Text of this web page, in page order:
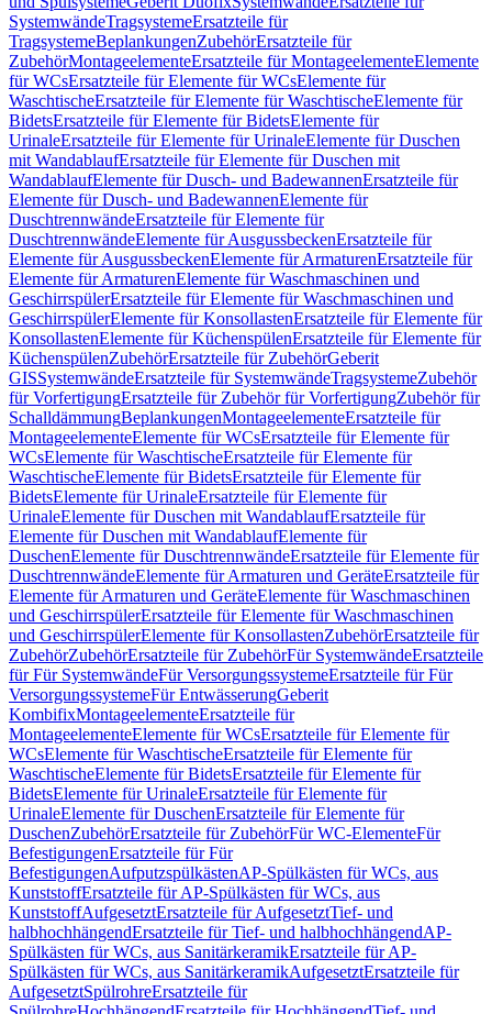
SystemwändeTragsystemeErsatzteile für
TragsystemeBeplankungenZubehörErsatzteile für
ZubehörMontageelementeErsatzteile für MontageelementeElemente
für WCsErsatzteile für Elemente für WCsElemente für
WaschtischeErsatzteile für Elemente für WaschtischeElemente für
BidetsErsatzteile für Elemente für BidetsElemente für
UrinaleErsatzteile für Elemente für UrinaleElemente für Duschen
mit WandablaufErsatzteile für Elemente für Duschen mit
WandablaufElemente für Dusch- und BadewannenErsatzteile für
Elemente für Dusch- und BadewannenElemente für
DuschtrennwändeErsatzteile für Elemente für
DuschtrennwändeElemente für AusgussbeckenErsatzteile für
Elemente für AusgussbeckenElemente für ArmaturenErsatzteile für
Elemente für ArmaturenElemente für Waschmaschinen und
GeschirrspülerErsatzteile für Elemente für Waschmaschinen und
GeschirrspülerElemente für KonsollastenErsatzteile für Elemente für
KonsollastenElemente für KüchenspülenErsatzteile für Elemente für
KüchenspülenZubehörErsatzteile für ZubehörGeberit
GISSystemwändeErsatzteile für SystemwändeTragsystemeZubehör
für VorfertigungErsatzteile für Zubehör für VorfertigungZubehör für
SchalldämmungBeplankungenMontageelementeErsatzteile für
MontageelementeElemente für WCsErsatzteile für Elemente für
WCsElemente für WaschtischeErsatzteile für Elemente für
WaschtischeElemente für BidetsErsatzteile für Elemente für
BidetsElemente für UrinaleErsatzteile für Elemente für
UrinaleElemente für Duschen mit WandablaufErsatzteile für
Elemente für Duschen mit WandablaufElemente für
DuschenElemente für DuschtrennwändeErsatzteile für Elemente für
DuschtrennwändeElemente für Armaturen und GeräteErsatzteile für
Elemente für Armaturen und GeräteElemente für Waschmaschinen
und GeschirrspülerErsatzteile für Elemente für Waschmaschinen
und GeschirrspülerElemente für KonsollastenZubehörErsatzteile für
ZubehörZubehörErsatzteile für ZubehörFür SystemwändeErsatzteile
für Für SystemwändeFür VersorgungssystemeErsatzteile für Für
VersorgungssystemeFür EntwässerungGeberit
KombifixMontageelementeErsatzteile für
MontageelementeElemente für WCsErsatzteile für Elemente für
WCsElemente für WaschtischeErsatzteile für Elemente für
WaschtischeElemente für BidetsErsatzteile für Elemente für
BidetsElemente für UrinaleErsatzteile für Elemente für
UrinaleElemente für DuschenErsatzteile für Elemente für
DuschenZubehörErsatzteile für ZubehörFür WC-ElementeFür
BefestigungenErsatzteile für Für
BefestigungenAufputzspülkästenAP-Spülkästen für WCs, aus
KunststoffErsatzteile für AP-Spülkästen für WCs, aus
KunststoffAufgesetztErsatzteile für AufgesetztTief- und
halbhochhängendErsatzteile für Tief- und halbhochhängendAP-
Spülkästen für WCs, aus SanitärkeramikErsatzteile für AP-
Spülkästen für WCs, aus SanitärkeramikAufgesetztErsatzteile für
AufgesetztSpülrohreErsatzteile für